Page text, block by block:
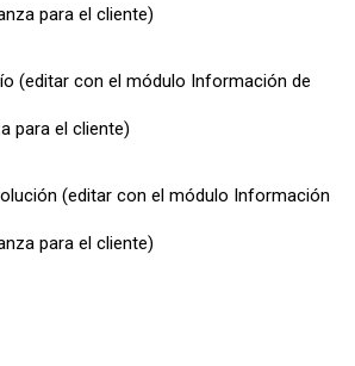
para el cliente)
(editar con el módulo Información de
para el cliente)
(editar con el módulo Información
para el cliente)